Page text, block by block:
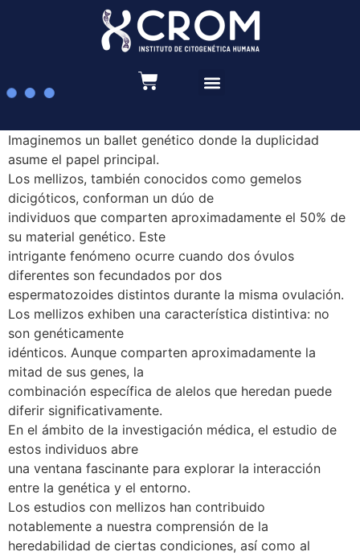
Imaginemos un ballet genético donde la duplicidad
asume el papel principal.
Los mellizos, también conocidos como gemelos
dicigóticos, conforman un dúo de
individuos que comparten aproximadamente el 50% de
su material genético. Este
intrigante fenómeno ocurre cuando dos óvulos
diferentes son fecundados por dos
espermatozoides distintos durante la misma ovulación.
Los mellizos exhiben una característica distintiva: no
son genéticamente
idénticos. Aunque comparten aproximadamente la
mitad de sus genes, la
combinación específica de alelos que heredan puede
diferir significativamente.
En el ámbito de la investigación médica, el estudio de
estos individuos abre
una ventana fascinante para explorar la interacción
entre la genética y el entorno.
Los estudios con mellizos han contribuido
notablemente a nuestra comprensión de la
heredabilidad de ciertas condiciones, así como al